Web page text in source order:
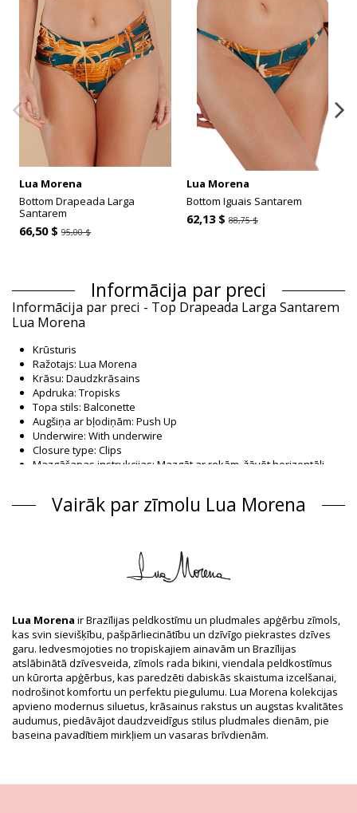
Lua Morena
Bottom Drapeada Larga
Santarem
66,50 $95,00 $
Lua Morena
Bottom Iguais Santarem
62,13 $ 88,75 $
Informācija par preci
Informācija par preci - Top Drapeada Larga Santarem
Lua Morena
Krūsturis
Ražotajs: Lua Morena
Krāsu: Daudzkrāsains
Apdruka: Tropisks
Topa stils: Balconette
Augšiņa ar bļodiņām: Push Up
Underwire: With underwire
Closure type: Clips
Mazgāšanas instrukcijas: Mazgāt ar rokām, žāvēt horizontāli
Krūsturis Daudzkrāsains Lua Morena
Sastāvs: 83% Polyamide, 17% Elastane
Odere: 88% Polyamide, 12% Elastane
Nodaļa: Sievietēm, Krūsturis
Iesaiņojumā ietilpst: 1 x Krūsturis (Citi aksesuāri nav iekļauti)
HS CODE: 6112.41.0010
SKU: 1981123107
EAN: XS (7899818613310), S (7899818613327), M (7899670727187),
L (7899670727255), XL (7899670727323), XXL (7899670727392)
Piegādātāja atsauce: 10851035
Svars: 55g / 0.12lb / 1.94oz
Apdrukas izveidojums var atšķirties atkarībā no piegriezuma
pamācība
Vairāk par zīmolu Lua Morena
Lua Morena ir Brazīlijas peldkostīmu un pludmales apģērbu zīmols,
kas svin sievišķību, pašpārliecinātību un dzīvīgo piekrastes dzīves
garu. Iedvesmojoties no tropiskajiem ainavām un Brazīlijas
atslābinātā dzīvesveida, zīmols rada bikini, viendala peldkostīmus
un kūrorta apģērbus, kas paredzēti dabiskās skaistuma izcelšanai,
nodrošinot komfortu un perfektu piegulumu. Lua Morena kolekcijas
apvieno modernus siluetus, krāsainus rakstus un augstas kvalitātes
audumus, piedāvājot daudzveidīgus stilus pludmales dienām, pie
baseina pavadītiem mirkļiem un vasaras brīvdienām.